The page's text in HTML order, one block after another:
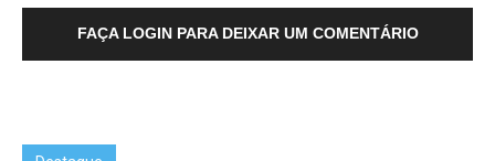
FAÇA LOGIN PARA DEIXAR UM COMENTÁRIO